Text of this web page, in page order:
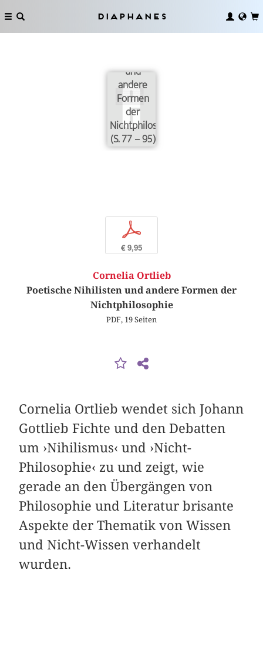
Diaphanes
und
andere
Formen
der
Nichtphilosophie
(S. 77 – 95)
p
€ 9,95
Cornelia Ortlieb
Poetische Nihilisten und andere Formen der
Nichtphilosophie
PDF, 19 Seiten
Cornelia Ortlieb wendet sich Johann
Gottlieb Fichte und den Debatten
um ›Nihilismus‹ und ›Nicht-
Philosophie‹ zu und zeigt, wie
gerade an den Übergängen von
Philosophie und Literatur brisante
Aspekte der Thematik von Wissen
und Nicht-Wissen verhandelt
wurden.